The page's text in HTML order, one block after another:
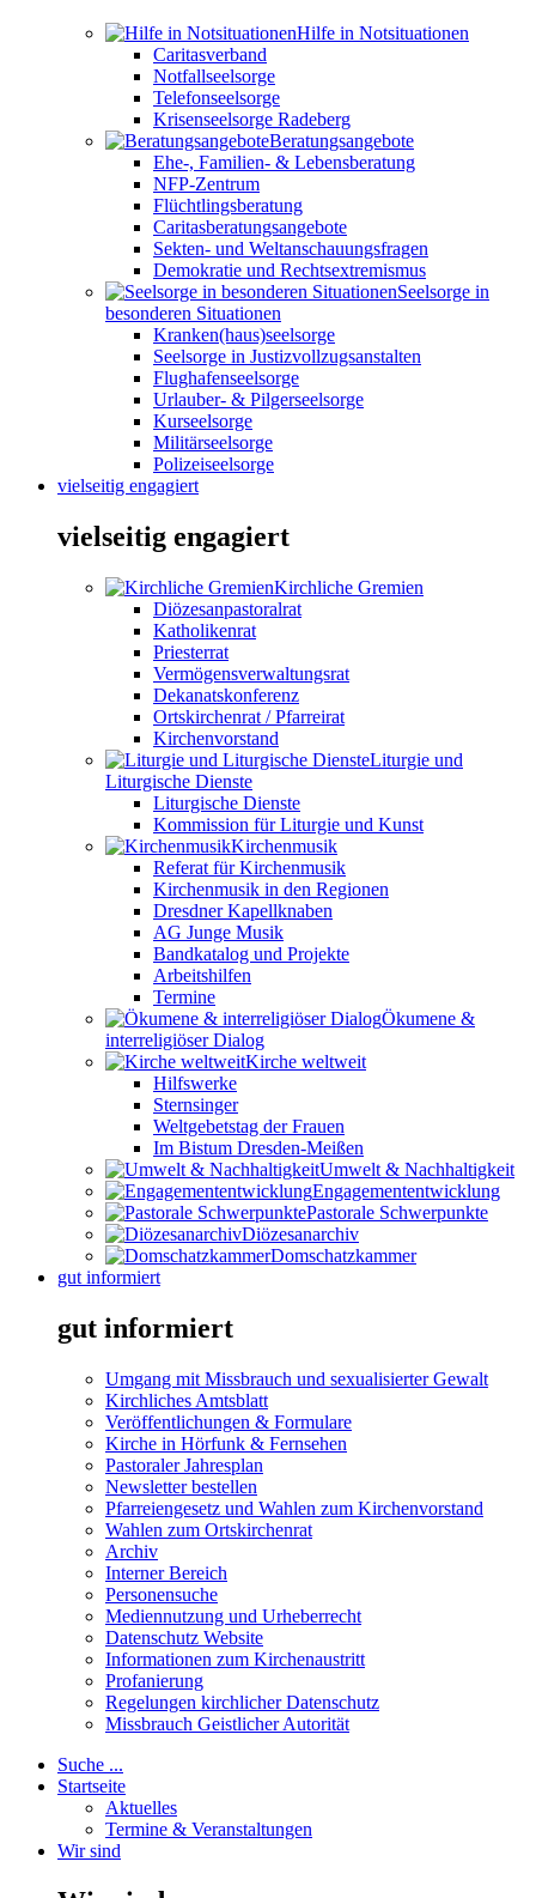
Hilfe in Notsituationen
Caritasverband
Notfallseelsorge
Telefonseelsorge
Krisenseelsorge Radeberg
Beratungsangebote
Ehe-, Familien- & Lebensberatung
NFP-Zentrum
Flüchtlingsberatung
Caritasberatungsangebote
Sekten- und Weltanschauungsfragen
Demokratie und Rechtsextremismus
Seelsorge in
besonderen Situationen
Kranken(haus)seelsorge
Seelsorge in Justizvollzugsanstalten
Flughafenseelsorge
Urlauber- & Pilgerseelsorge
Kurseelsorge
Militärseelsorge
Polizeiseelsorge
vielseitig engagiert
vielseitig engagiert
Kirchliche Gremien
Diözesanpastoralrat
Katholikenrat
Priesterrat
Vermögensverwaltungsrat
Dekanatskonferenz
Ortskirchenrat / Pfarreirat
Kirchenvorstand
Liturgie und
Liturgische Dienste
Liturgische Dienste
Kommission für Liturgie und Kunst
Kirchenmusik
Referat für Kirchenmusik
Kirchenmusik in den Regionen
Dresdner Kapellknaben
AG Junge Musik
Bandkatalog und Projekte
Arbeitshilfen
Termine
Ökumene &
interreligiöser Dialog
Kirche weltweit
Hilfswerke
Sternsinger
Weltgebetstag der Frauen
Im Bistum Dresden-Meißen
Umwelt & Nachhaltigkeit
Engagemententwicklung
Pastorale Schwerpunkte
Diözesanarchiv
Domschatzkammer
gut informiert
gut informiert
Umgang mit Missbrauch und sexualisierter Gewalt
Kirchliches Amtsblatt
Veröffentlichungen & Formulare
Kirche in Hörfunk & Fernsehen
Pastoraler Jahresplan
Newsletter bestellen
Pfarreiengesetz und Wahlen zum Kirchenvorstand
Wahlen zum Ortskirchenrat
Archiv
Interner Bereich
Personensuche
Mediennutzung und Urheberrecht
Datenschutz Website
Informationen zum Kirchenaustritt
Profanierung
Regelungen kirchlicher Datenschutz
Missbrauch Geistlicher Autorität
Suche ...
Startseite
Aktuelles
Termine & Veranstaltungen
Wir sind